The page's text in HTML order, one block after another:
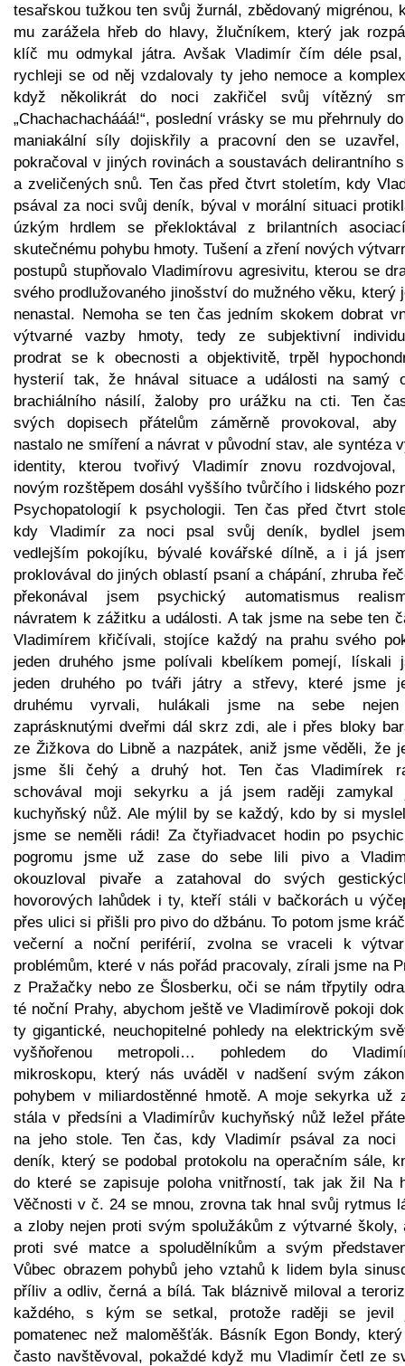
tesařskou tužkou ten svůj žurnál, zbědovaný migrénou,
mu zarážela hřeb do hlavy, žlučníkem, který jak
klíč mu odmykal játra. Avšak Vladimír čím déle
rychleji se od něj vzdalovaly ty jeho nemoce a
když několikrát do noci zakřičel svůj vítězný
„Chachachachááá!“, poslední vrásky se mu přehrnuly
maniakální síly dojiskřily a pracovní den se uzavřel,
pokračoval v jiných rovinách a soustavách delirantního
a zveličených snů. Ten čas před čtvrt stoletím, kdy
psával za noci svůj deník, býval v morální situaci
úzkým hrdlem se překloktával z brilantních
skutečnému pohybu hmoty. Tušení a zření nových
postupů stupňovalo Vladimírovu agresivitu, kterou se
svého prodlužovaného jinošství do mužného věku, který
nenastal. Nemoha se ten čas jedním skokem dobrat
výtvarné vazby hmoty, tedy ze subjektivní
prodrat se k obecnosti a objektivitě, trpěl
hysterií tak, že hnával situace a události na samý
brachiálního násilí, žaloby pro urážku na cti. Ten
svých dopisech přátelům záměrně provokoval, aby
nastalo ne smíření a návrat v původní stav, ale syntéza
identity, kterou tvořivý Vladimír znovu rozdvojoval,
novým rozštěpem dosáhl vyššího tvůrčího i lidského
Psychopatologií k psychologii. Ten čas před čtvrt
kdy Vladimír za noci psal svůj deník, bydlel
vedlejším pokojíku, bývalé kovářské dílně, a i já
proklovával do jiných oblastí psaní a chápání, zhruba
překonával jsem psychický automatismus
návratem k zážitku a události. A tak jsme na sebe ten
Vladimírem křičívali, stojíce každý na prahu svého
jeden druhého jsme polívali kbelíkem pomejí, lískali
jeden druhého po tváři játry a střevy, které jsme
druhému vyrvali, hulákali jsme na sebe
zaprásknutými dveřmi dál skrz zdi, ale i přes bloky
ze Žižkova do Libně a nazpátek, aniž jsme věděli, že
jsme šli čehý a druhý hot. Ten čas Vladimírek
schovával moji sekyrku a já jsem raději zamykal
kuchyňský nůž. Ale mýlil by se každý, kdo by si
jsme se neměli rádi! Za čtyřiadvacet hodin po
pogromu jsme už zase do sebe lili pivo a
okouzloval pivaře a zatahoval do svých
hovorových lahůdek i ty, kteří stáli v bačkorách u
přes ulici si přišli pro pivo do džbánu. To potom jsme
večerní a noční periférií, zvolna se vraceli k
problémům, které v nás pořád pracovaly, zírali jsme na
z Pražačky nebo ze Šlosberku, oči se nám třpytily
té noční Prahy, abychom ještě ve Vladimírově pokoji
ty gigantické, neuchopitelné pohledy na elektrickým
vyšňořenou metropoli… pohledem do
mikroskopu, který nás uváděl v nadšení svým
pohybem v miliardostěnné hmotě. A moje sekyrka už
stála v předsíni a Vladimírův kuchyňský nůž ležel
na jeho stole. Ten čas, kdy Vladimír psával za noci
deník, který se podobal protokolu na operačním sále,
do které se zapisuje poloha vnitřností, tak jak žil Na
Věčnosti v č. 24 se mnou, zrovna tak hnal svůj rytmus
a zloby nejen proti svým spolužákům z výtvarné školy,
proti své matce a spoludělníkům a svým
Vůbec obrazem pohybů jeho vztahů k lidem byla
příliv a odliv, černá a bílá. Tak bláznivě miloval a
každého, s kým se setkal, protože raději se jevil
pomatenec než maloměšťák. Básník Egon Bondy,
často navštěvoval, pokaždé když mu Vladimír četl ze